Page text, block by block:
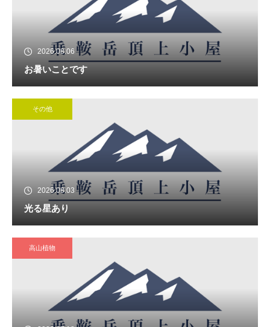
2026.08.06
お暑いことです
その他
2026.08.03
光る星あり
高山植物